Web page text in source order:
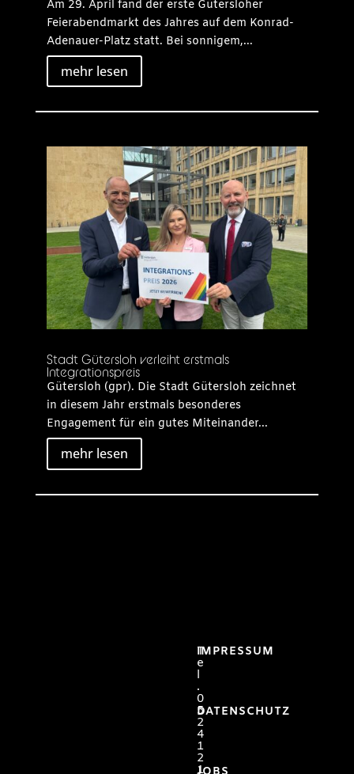
Am 29. April fand der erste Gütersloher
Feierabendmarkt des Jahres auf dem Konrad-
Adenauer-Platz statt. Bei sonnigem,...
mehr lesen
Stadt Gütersloh verleiht erstmals
Integrationspreis
Gütersloh (gpr). Die Stadt Gütersloh zeichnet
in diesem Jahr erstmals besonderes
Engagement für ein gutes Miteinander...
mehr lesen
IMPRESSUM
DATENSCHUTZ
T
e
l
.
0
5
2
4
1
2
1